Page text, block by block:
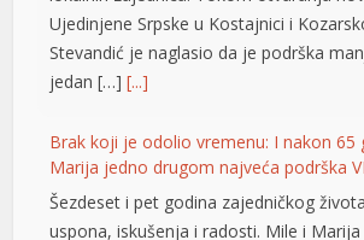
satın al
panel
panel
jedan […][...]
Brak koji je odolio vremenu: I nakon 65
Šezdeset i pet godina zajedničkog
uspona, iskušenja i radosti. Mile i Marija
Prijedora svoju ljubav gradili su više od
danas ih okružuje ono što smatraju